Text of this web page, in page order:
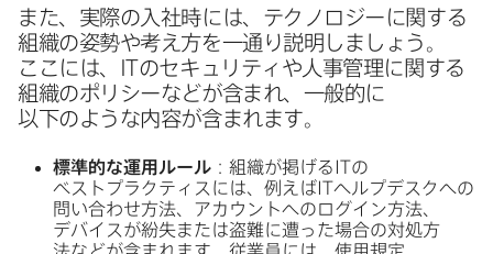
また、​実際の​入社時には、​テクノロジーに​関する​
組織の​姿勢や​考え方を​一通り​説明しましょう。​
ここには、
ITの​セキュリティや​人事管理に​関する​
組織の​ポリシーなどが​含まれ、​一般的に​
以下のような​内容が​含まれます。
標準的な​運用ルール ：組織が​掲げる ITの​
ベストプラクティスには、​例えば ITヘルプデスクへの​
問い​合わせ方​法、​アカウントへの​ログイン方​法、​
デバイスが​紛失または​盗難に​遭った​場合の​対処方​
法などが​含まれます。​従業員には、​使用規定​